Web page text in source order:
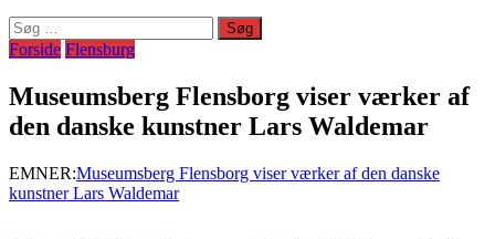
Søg
efter:
Forside Flensburg
Museumsberg Flensborg viser værker af
den danske kunstner Lars Waldemar
EMNER:Museumsberg Flensborg viser værker af den danske
kunstner Lars Waldemar